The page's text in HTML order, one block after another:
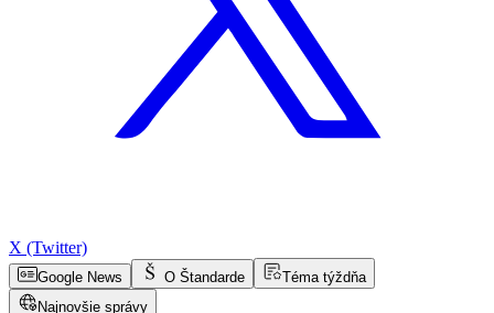
X (Twitter)
Google News O Štandarde
Téma týždňa
Najnovšie správy